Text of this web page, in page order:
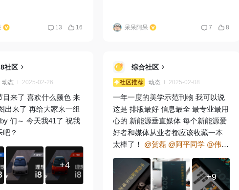
13 16
同学就来跟我调过研 我对于这台原
i6 我不担心，肯定会有 但ModelY 有
的，如果 i6 没有，我一定不会买 记
品经理兴奋的拍着我，你买不买！你
要的我们都做到了，买不买！！！
说来神奇 今年理想的产品，其他车
型我都去提前看过拍过 唯独 i6 因为
工作的原因去不了 没有提前拍摄，
也没有提前试驾 甚至于发布会当晚
我带上朋友去试驾，因为时间紧张也
只是让他开了，我也没有开上 就这
呆呆阿呆 7 8
社区
动态 2025-02-26
目来了 喜欢什么颜色 来
出来了 再给大家来一组
们～ 今天我41了 祝我
吧？
+4
综合社区
动态 2025-02-08
一年一度的美学示范刊物 我可以说
这是 排版最好 信息最全 最专业最用
心的 新能源垂直媒体 每个新能源爱
好者和媒体从业者都应该收藏一本
太棒了！ @贺磊 @阿平同学 @伟健
皮
@陈大个同学
+9